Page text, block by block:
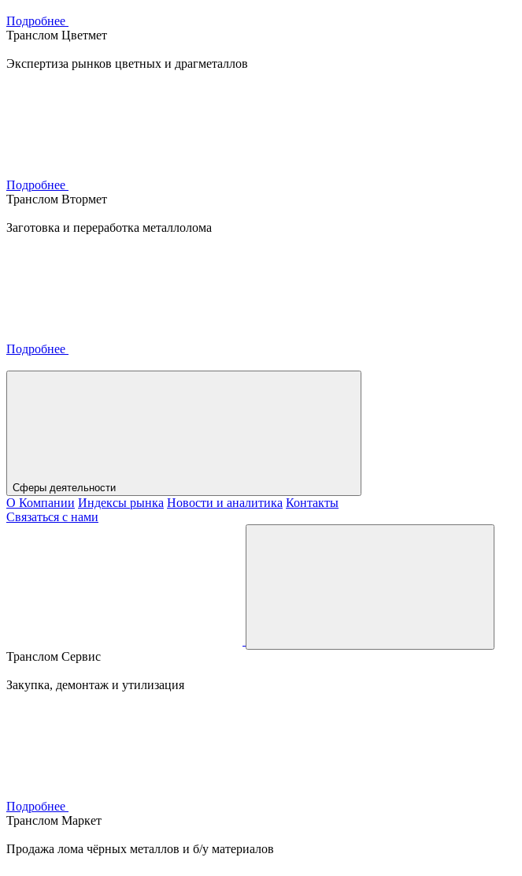
Подробнее
Транслом Цветмет
Экспертиза рынков цветных и драгметаллов
Подробнее
Транслом Втормет
Заготовка и переработка металлолома
Подробнее
Сферы деятельности
О Компании Индексы рынка Новости и аналитика Контакты
Связаться с нами
Транслом Сервис
Закупка, демонтаж и утилизация
Подробнее
Транслом Маркет
Продажа лома чёрных металлов и б/у материалов